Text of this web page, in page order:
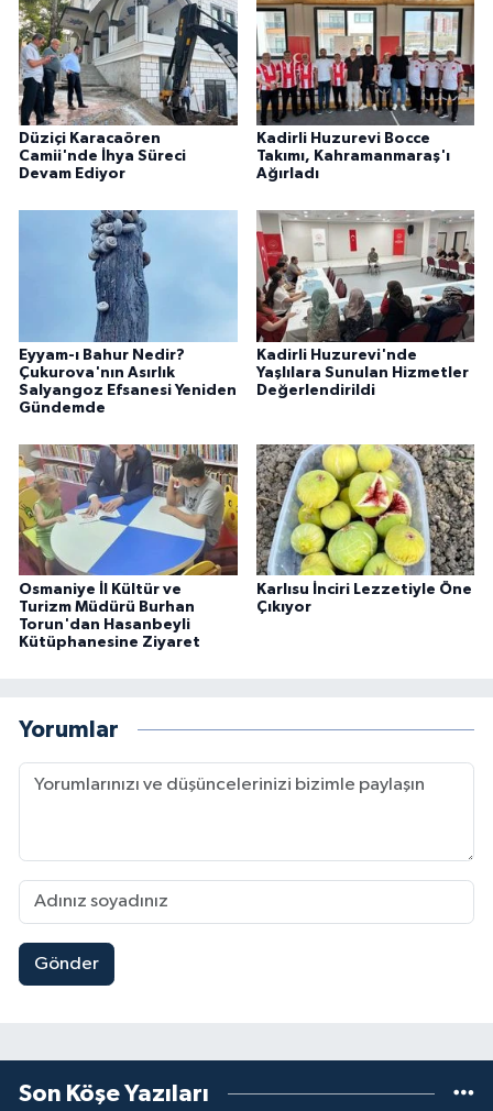
Düziçi Karacaören
Camii'nde İhya Süreci
Devam Ediyor
Kadirli Huzurevi Bocce
Takımı, Kahramanmaraş'ı
Ağırladı
Eyyam-ı Bahur Nedir?
Çukurova'nın Asırlık
Salyangoz Efsanesi Yeniden
Gündemde
Kadirli Huzurevi'nde
Yaşlılara Sunulan Hizmetler
Değerlendirildi
Osmaniye İl Kültür ve
Turizm Müdürü Burhan
Torun'dan Hasanbeyli
Kütüphanesine Ziyaret
Karlısu İnciri Lezzetiyle Öne
Çıkıyor
Yorumlar
Gönder
Son Köşe Yazıları